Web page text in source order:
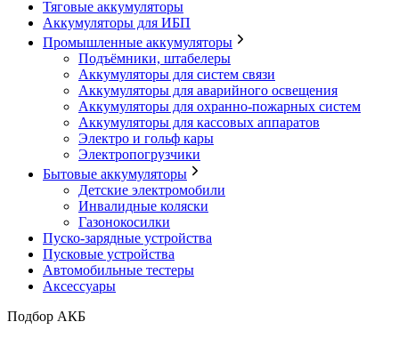
Тяговые аккумуляторы
Аккумуляторы для ИБП
Промышленные аккумуляторы
Подъёмники, штабелеры
Аккумуляторы для систем связи
Аккумуляторы для аварийного освещения
Аккумуляторы для охранно-пожарных систем
Аккумуляторы для кассовых аппаратов
Электро и гольф кары
Электропогрузчики
Бытовые аккумуляторы
Детские электромобили
Инвалидные коляски
Газонокосилки
Пуско-зарядные устройства
Пусковые устройства
Автомобильные тестеры
Аксессуары
Подбор АКБ